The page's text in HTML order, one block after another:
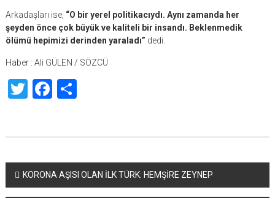
Arkadaşları ise, “O bir yerel politikacıydı. Aynı zamanda her
şeyden önce çok büyük ve kaliteli bir insandı. Beklenmedik
ölümü hepimizi derinden yaraladı” dedi.
Haber : Ali GÜLEN / SÖZCÜ
TwitterFacebook
Share
Yazı
KORONA AŞISI OLAN İLK TÜRK: HEMŞİRE ZEYNEP